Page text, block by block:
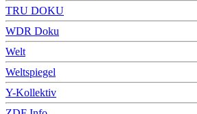
TRU DOKU
WDR Doku
Welt
Weltspiegel
Y-Kollektiv